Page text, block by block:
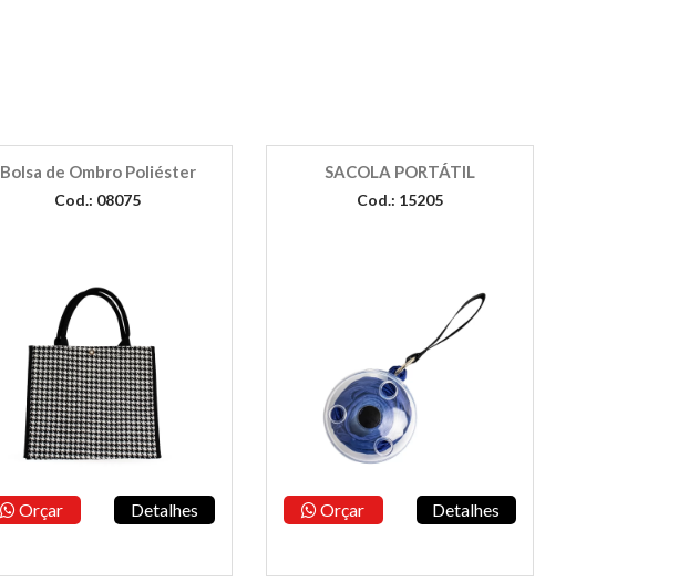
Bolsa de Ombro Poliéster
Cod.: 08075
Orçar Detalhes
SACOLA PORTÁTIL
Cod.: 15205
Orçar Detalhes